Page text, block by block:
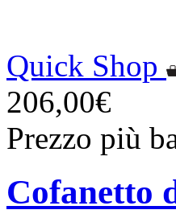
Quick Shop
206,00€
Prezzo più
Cofanetto